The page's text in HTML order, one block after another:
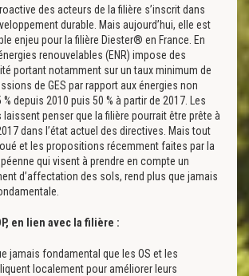
des acteurs de la filière s’inscrit dans
durable. Mais aujourd’hui, elle est
enjeu pour la filière Diester® en France. En
renouvelables (ENR) impose des
portant notamment sur un taux minimum de
de GES par rapport aux énergies non
depuis 2010 puis 50 % à partir de 2017. Les
penser que la filière pourrait être prête à
dans l’état actuel des directives. Mais tout
et les propositions récemment faites par la
qui visent à prendre en compte un
d’affectation des sols, rend plus que jamais
en lien avec la filière :
jamais fondamental que les OS et les
localement pour améliorer leurs